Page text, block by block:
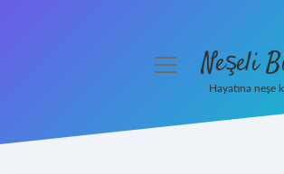
menüyüNeşeli
Hayatına neşe